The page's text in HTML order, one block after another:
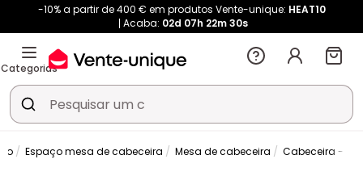
-10% a partir de 400 € em produtos Vente-unique: HEAT10
Acaba: 02d 07h 22m 30s
Categorias
Espaço mesa de cabeceira Mesa de cabeceira Cabeceira -